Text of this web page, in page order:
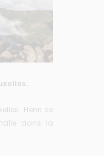
Henri se
dans la